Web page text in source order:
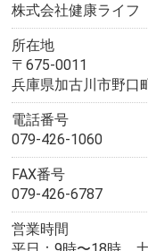
株式会社健康ライフ
所在地
〒675-0011
兵庫県加古川市野口
電話番号
079-426-1060
FAX番号
079-426-6787
営業時間